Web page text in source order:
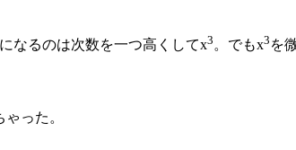
になるのは次数を一つ高くしてx3。でもx3 を
った。